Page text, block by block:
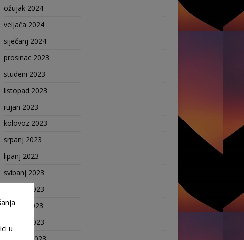
ožujak 2024
veljača 2024
siječanj 2024
prosinac 2023
studeni 2023
listopad 2023
rujan 2023
kolovoz 2023
srpanj 2023
lipanj 2023
svibanj 2023
travanj 2023
ožujak 2023
veljača 2023
siječanj 2023
u